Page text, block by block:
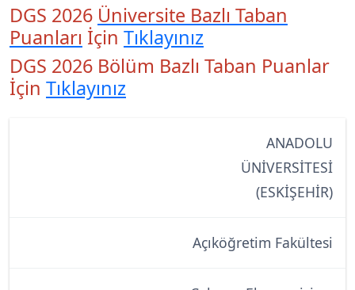
DGS 2026 Üniversite Bazlı Taban
Puanları İçin Tıklayınız
DGS 2026 Bölüm Bazlı Taban Puanlar
İçin Tıklayınız
ANADOLU
ÜNİVERSİTESİ
(ESKİŞEHİR)
Açıköğretim Fakültesi